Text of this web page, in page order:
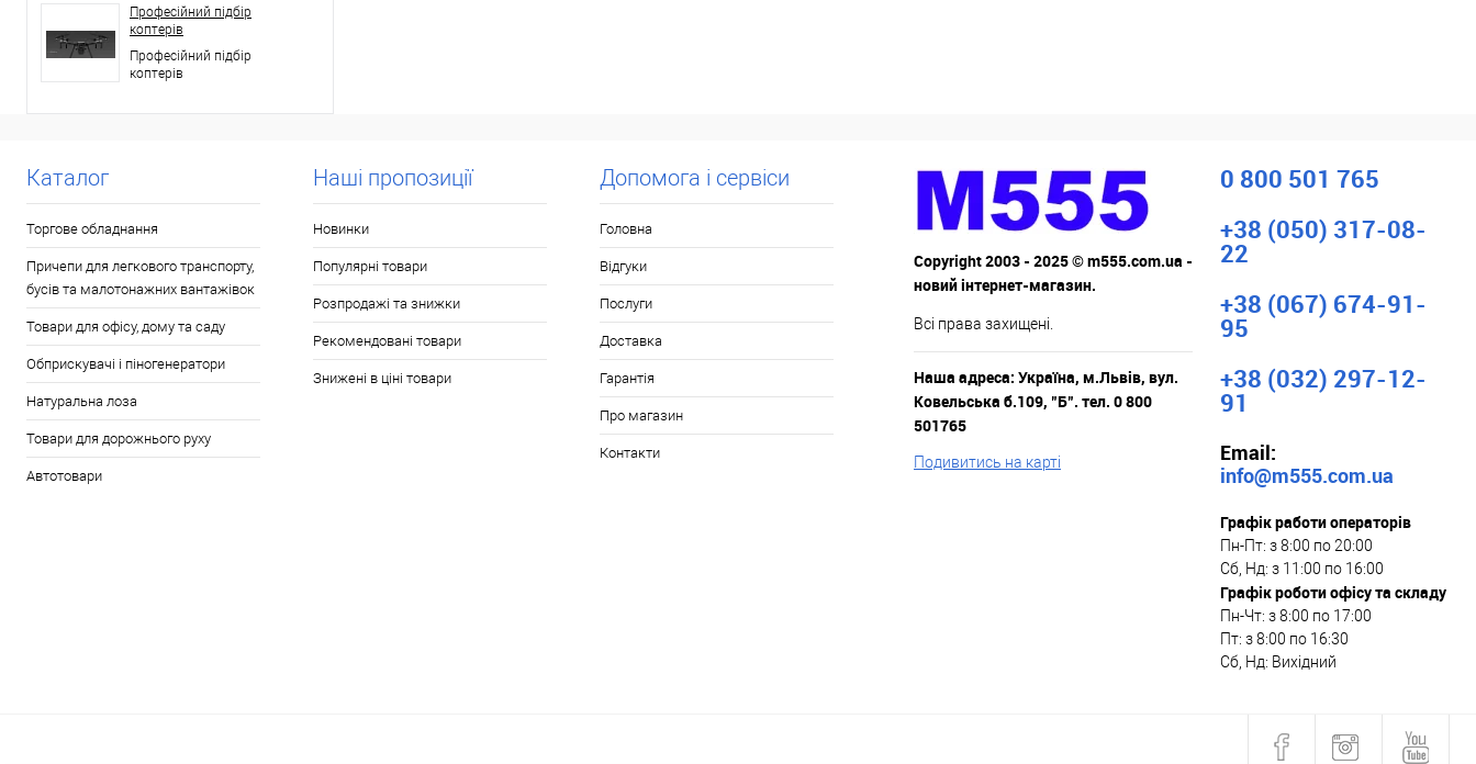
Професійний підбір
коптерів
Професійний підбір
коптерів
Каталог
Торгове обладнання
Причепи для легкового транспорту,
бусів та малотонажних вантажівок
Товари для офісу, дому та саду
Обприскувачі і піногенератори
Натуральна лоза
Товари для дорожнього руху
Автотовари
Наші пропозиції
Новинки
Популярні товари
Розпродажі та знижки
Рекомендовані товари
Знижені в ціні товари
Допомога і сервіси
Головна
Відгуки
Послуги
Доставка
Гарантія
Про магазин
Контакти
Copyright 2003 - 2025 © m555.com.ua -
новий інтернет-магазин.
Всі права захищені.
Наша адреса: Україна, м.Львів, вул.
Ковельська б.109, "Б". тел. 0 800
501765
Подивитись на карті
0 800 501 765
+38 (050) 317-08-
22
+38 (067) 674-91-
95
+38 (032) 297-12-
91
Email:
info@m555.com.ua
Графік работи операторів
Пн-Пт: з 8:00 по 20:00
Сб, Нд: з 11:00 по 16:00
Графік роботи офісу та складу
Пн-Чт: з 8:00 по 17:00
Пт: з 8:00 по 16:30
Сб, Нд: Вихідний